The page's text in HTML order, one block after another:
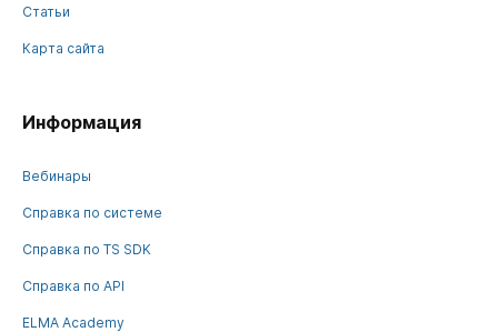
Статьи
Карта сайта
Информация
Вебинары
Справка по системе
Справка по TS SDK
Справка по API
ELMA Academy